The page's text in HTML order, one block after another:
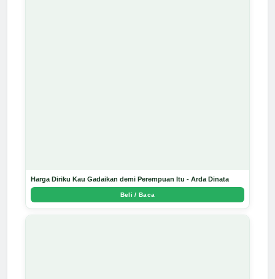
Harga Diriku Kau Gadaikan demi Perempuan Itu - Arda Dinata
Beli / Baca